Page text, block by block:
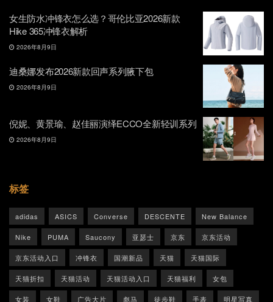
女生防水冲锋衣怎么选？哥伦比亚2026新款
Hike 365冲锋衣解析
2026年8月9日
迪桑娜发布2026新款回声系列腋下包
2026年8月9日
倪妮、黄景瑜、赵佳丽演绎ECCO全新轻训系列
2026年8月9日
标签
adidas ASICS Converse DESCENTE New Balance
Nike PUMA Saucony 亚瑟士 京东 京东活动
京东活动入口 冲锋衣 国潮新品 天猫 天猫国际
天猫折扣 天猫活动 天猫活动入口 天猫福利 女包
女装 女鞋 广告大片 彪马 徒步鞋 手表 明星写真